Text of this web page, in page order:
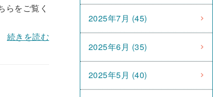
らをご覧く
続きを読む
2025年7月 (45)
2025年6月 (35)
2025年5月 (40)